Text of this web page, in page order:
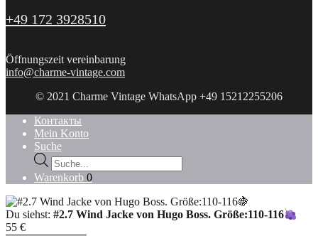
+49 172 3928510
Öffnungszeit vereinbarung
info@charme-vintage.com
© 2021 Charme Vintage WhatsApp +49 15212255206
Контакты
Mein Konto
Suche
Products
search
Warenkorb 0
Du siehst: #2.7 Wind Jacke von Hugo Boss. Größe:110-116
55 €